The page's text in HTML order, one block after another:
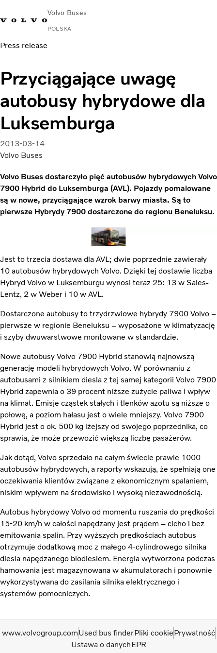
Volvo Buses
POLSKA
Press release
Przyciągające uwagę
autobusy hybrydowe dla
Luksemburga
2013-03-14
Volvo Buses
Volvo Buses dostarczyło pięć autobusów hybrydowych Volvo
7900 Hybrid do Luksemburga (AVL). Pojazdy pomalowane
są w nowe, przyciągające wzrok barwy miasta. Są to
pierwsze Hybrydy 7900 dostarczone do regionu Beneluksu.
Jest to trzecia dostawa dla AVL; dwie poprzednie zawierały
10 autobusów hybrydowych Volvo. Dzięki tej dostawie liczba
Hybryd Volvo w Luksemburgu wynosi teraz 25: 13 w Sales-
Lentz, 2 w Weber i 10 w AVL.
Dostarczone autobusy to trzydrzwiowe hybrydy 7900 Volvo –
pierwsze w regionie Beneluksu – wyposażone w klimatyzację
i szyby dwuwarstwowe montowane w standardzie.
Nowe autobusy Volvo 7900 Hybrid stanowią najnowszą
generację modeli hybrydowych Volvo. W porównaniu z
autobusami z silnikiem diesla z tej samej kategorii Volvo 7900
Hybrid zapewnia o 39 procent niższe zużycie paliwa i wpływ
na klimat. Emisje cząstek stałych i tlenków azotu są niższe o
połowę, a poziom hałasu jest o wiele mniejszy. Volvo 7900
Hybrid jest o ok. 500 kg lżejszy od swojego poprzednika, co
sprawia, że może przewozić większą liczbę pasażerów.
Jak dotąd, Volvo sprzedało na całym świecie prawie 1000
autobusów hybrydowych, a raporty wskazują, że spełniają one
oczekiwania klientów związane z ekonomicznym spalaniem,
niskim wpływem na środowisko i wysoką niezawodnością.
Autobus hybrydowy Volvo od momentu ruszania do prędkości
15-20 km/h w całości napędzany jest prądem – cicho i bez
emitowania spalin. Przy wyższych prędkościach autobus
otrzymuje dodatkową moc z małego 4-cylindrowego silnika
diesla napędzanego biodieslem. Energia wytworzona podczas
hamowania jest magazynowana w akumulatorach i ponownie
wykorzystywana do zasilania silnika elektrycznego i
systemów pomocniczych.
www.volvogroup.comUsed bus finderPliki cookiePrywatność
Ustawa o danychEPR